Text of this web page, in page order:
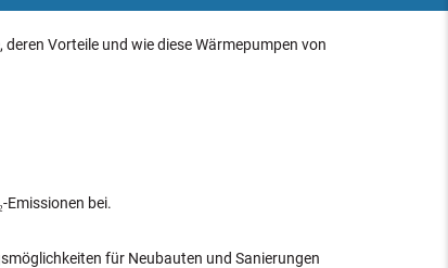
Vorteile und wie diese Wärmepumpen von
Emissionen bei.
für Neubauten und Sanierungen